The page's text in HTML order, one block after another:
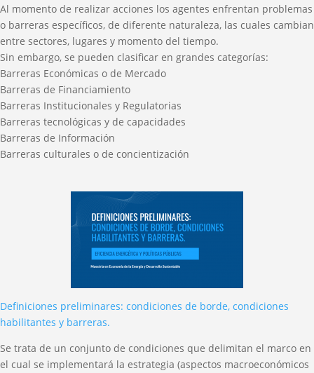
Al momento de realizar acciones los agentes enfrentan problemas
o barreras específicos, de diferente naturaleza, las cuales cambian
entre sectores, lugares y momento del tiempo.
Sin embargo, se pueden clasificar en grandes categorías:
Barreras Económicas o de Mercado
Barreras de Financiamiento
Barreras Institucionales y Regulatorias
Barreras tecnológicas y de capacidades
Barreras de Información
Barreras culturales o de concientización
Definiciones preliminares: condiciones de borde, condiciones
habilitantes y barreras.
Se trata de un conjunto de condiciones que delimitan el marco en
el cual se implementará la estrategia (aspectos macroeconómicos